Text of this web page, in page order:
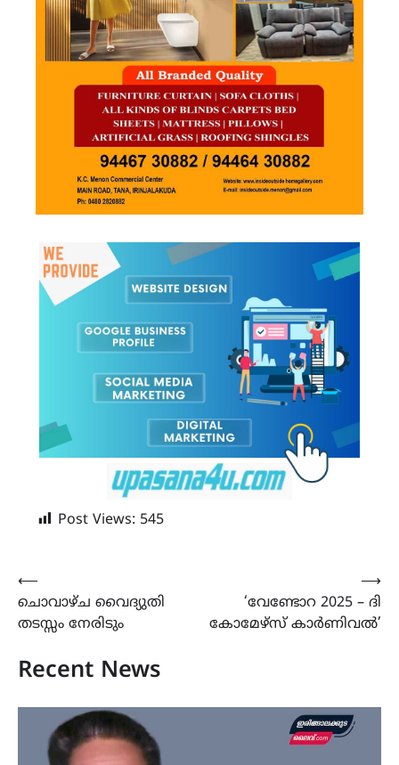
Post Views: 545
Post
navigation
⟵
ചൊവാഴ്ച വൈദ്യുതി
തടസ്സം നേരിടും
‘വേണ്ടോറ 2025 – ദി
കോമേഴ്‌സ് കാർണിവൽ’
⟶
Recent News